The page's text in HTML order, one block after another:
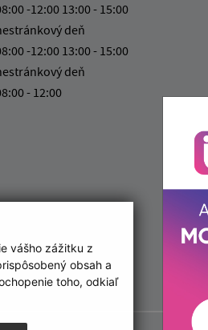
vášho zážitku z
obsah a
toho, odkiaľ
-12:00 13:00 - 15:00
deň
-12:00 13:00 - 15:00
deň
- 12:00